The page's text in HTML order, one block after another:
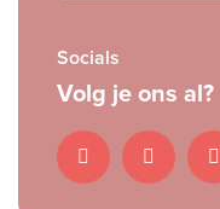
Socials
Volg je ons al?